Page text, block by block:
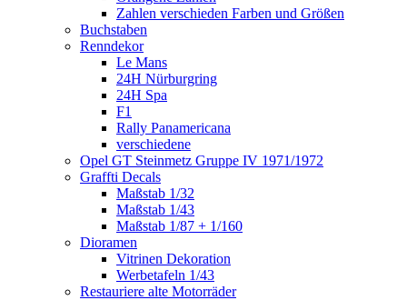
Zahlen verschieden Farben und Größen
Buchstaben
Renndekor
Le Mans
24H Nürburgring
24H Spa
F1
Rally Panamericana
verschiedene
Opel GT Steinmetz Gruppe IV 1971/1972
Graffti Decals
Maßstab 1/32
Maßstab 1/43
Maßstab 1/87 + 1/160
Dioramen
Vitrinen Dekoration
Werbetafeln 1/43
Restauriere alte Motorräder